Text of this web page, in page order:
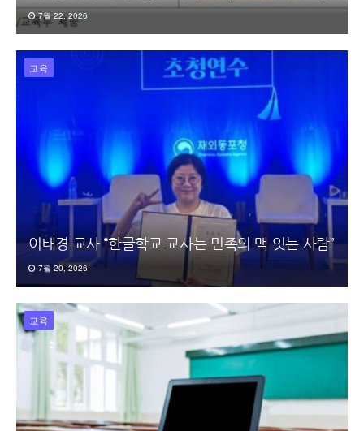
7월 22, 2026
교육
이태경 교사 “한글학교 교사는 민족의 맥 잇는 사람”
7월 20, 2026
교육